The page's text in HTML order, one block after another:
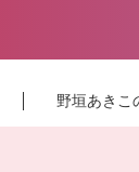
野垣あきこ